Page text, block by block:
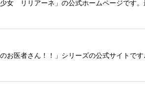
女 リリアーネ」の公式ホームページです
お医者さん！！」シリーズの公式サイトで